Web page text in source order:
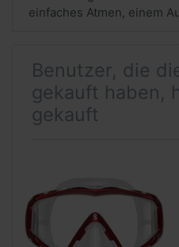
einfaches Atmen, einem
Benutzer, die
gekauft haben,
gekauft